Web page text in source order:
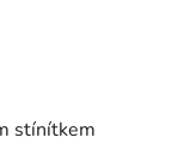
stínítkem